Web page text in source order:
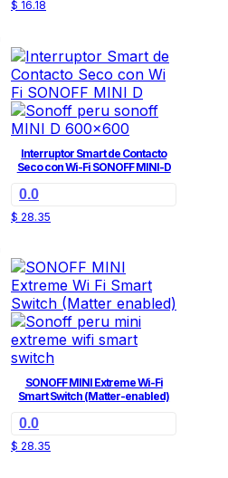
$ 16.18
Interruptor Smart de Contacto
Seco con Wi-Fi SONOFF MINI-D
0.0
$ 28.35
SONOFF MINI Extreme Wi-Fi
Smart Switch (Matter-enabled)
0.0
$ 28.35